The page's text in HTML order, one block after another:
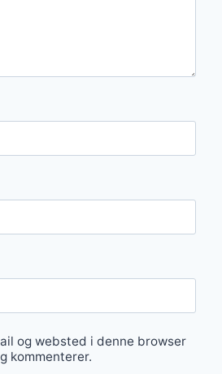
og websted i denne browser
kommenterer.